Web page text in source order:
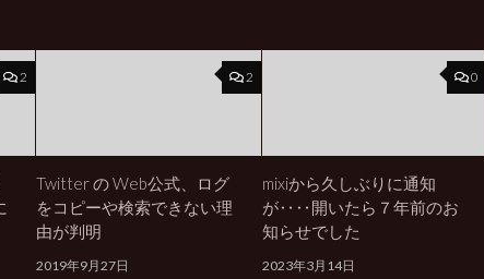
2 2
Twitter の Web公式、ログ
をコピーや検索できない理
由が判明
2019年9月27日
0
mixiから久しぶりに通知
が‥‥開いたら７年前のお
知らせでした
2023年3月14日